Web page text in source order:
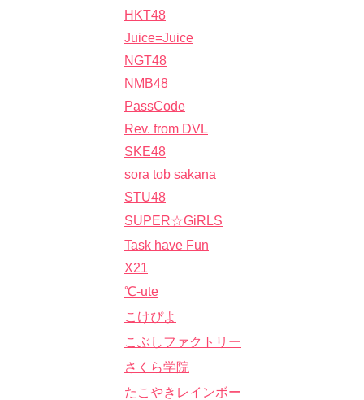
HKT48
Juice=Juice
NGT48
NMB48
PassCode
Rev. from DVL
SKE48
sora tob sakana
STU48
SUPER☆GiRLS
Task have Fun
X21
℃-ute
こけぴよ
こぶしファクトリー
さくら学院
たこやきレインボー